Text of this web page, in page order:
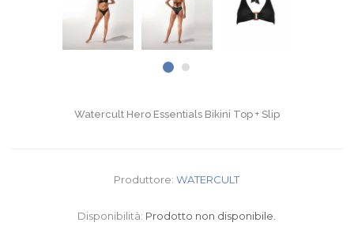
Watercult Hero Essentials Bikini Top + Slip
Produttore: WATERCULT
Disponibilità: Prodotto non disponibile.